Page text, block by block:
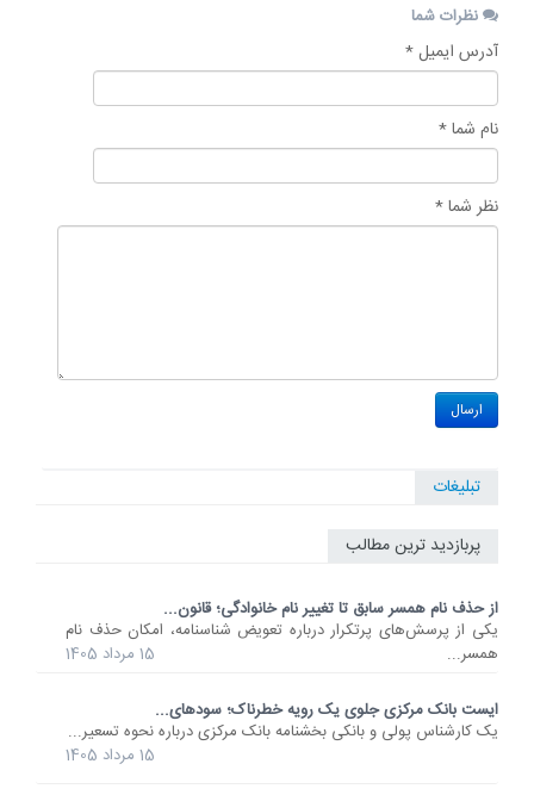
نظرات شما
آدرس ایمیل *
نام شما *
نظر شما *
تبلیغات
پربازدید ترین مطالب
از حذف نام همسر سابق تا تغییر نام خانوادگی؛ قانون...
یکی از پرسش‌های پرتکرار درباره تعویض شناسنامه، امکان حذف نام
همسر...
15 مرداد 1405
ایست بانک مرکزی جلوی یک رویه خطرناک؛ سودهای...
یک کارشناس پولی و بانکی بخشنامه بانک مرکزی درباره نحوه تسعیر...
15 مرداد 1405